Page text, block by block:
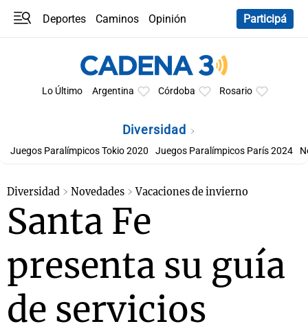
Deportes Caminos
Opinión
Participá
Lo Último Argentina Córdoba Rosario
Diversidad
Juegos Paralímpicos Tokio 2020 Juegos Paralímpicos París 2024
Diversidad Novedades Vacaciones de invierno
Santa Fe
presenta su guía
de servicios